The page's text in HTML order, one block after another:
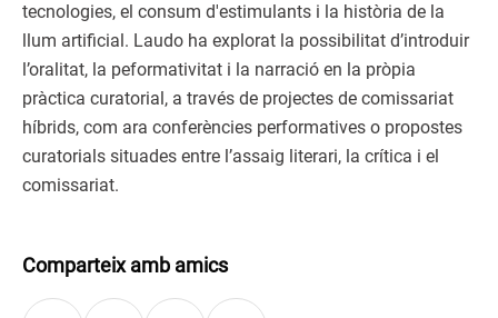
tecnologies, el consum d'estimulants i la història de la
llum artificial. Laudo ha explorat la possibilitat d’introduir
l’oralitat, la peformativitat i la narració en la pròpia
pràctica curatorial, a través de projectes de comissariat
híbrids, com ara conferències performatives o propostes
curatorials situades entre l’assaig literari, la crítica i el
comissariat.
Comparteix amb amics